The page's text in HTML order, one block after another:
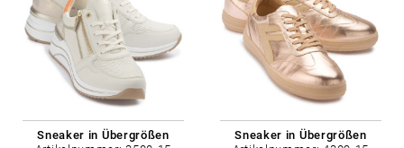
Sneaker in Übergrößen
Sneaker in Übergrößen